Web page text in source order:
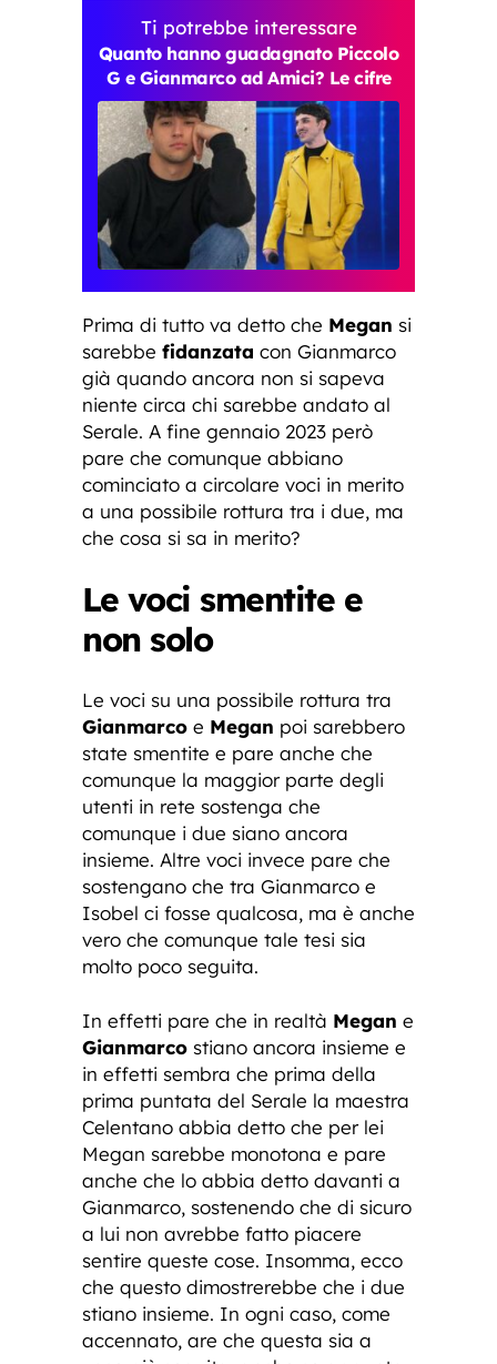
Ti potrebbe interessare
Quanto hanno guadagnato Piccolo
G e Gianmarco ad Amici? Le cifre
Prima di tutto va detto che Megan si
sarebbe fidanzata con Gianmarco
già quando ancora non si sapeva
niente circa chi sarebbe andato al
Serale. A fine gennaio 2023 però
pare che comunque abbiano
cominciato a circolare voci in merito
a una possibile rottura tra i due, ma
che cosa si sa in merito?
Le voci smentite e
non solo
Le voci su una possibile rottura tra
Gianmarco e Megan poi sarebbero
state smentite e pare anche che
comunque la maggior parte degli
utenti in rete sostenga che
comunque i due siano ancora
insieme. Altre voci invece pare che
sostengano che tra Gianmarco e
Isobel ci fosse qualcosa, ma è anche
vero che comunque tale tesi sia
molto poco seguita.
In effetti pare che in realtà Megan e
Gianmarco stiano ancora insieme e
in effetti sembra che prima della
prima puntata del Serale la maestra
Celentano abbia detto che per lei
Megan sarebbe monotona e pare
anche che lo abbia detto davanti a
Gianmarco, sostenendo che di sicuro
a lui non avrebbe fatto piacere
sentire queste cose. Insomma, ecco
che questo dimostrerebbe che i due
stiano insieme. In ogni caso, come
accennato, are che questa sia a